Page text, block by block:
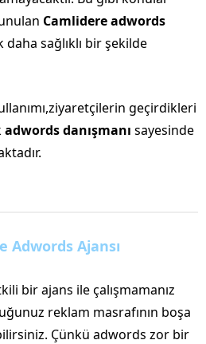
Camlidere adwords
daha sağlıklı bir şekilde
geçirdikleri
adwords danışmanı sayesinde
Adwords Ajansı
bir ajans ile çalışmamanız
reklam masrafının boşa
Çünkü adwords zor bir